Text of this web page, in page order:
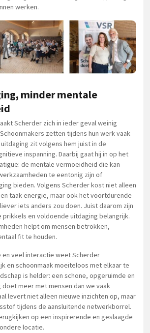
werken.
minder mentale
Scherder zich in ieder geval weinig
zetten tijdens hun werk vaak
zit volgens hem juist in de
inspanning. Daarbij gaat hij in op het
de mentale vermoeidheid die kan
te eentonig zijn of
bieden. Volgens Scherder kost niet alleen
taak energie, maar ook het voortdurende
iets anders zou doen. Juist daarom zijn
prikkels en voldoende uitdaging belangrijk.
helpt om mensen betrokken,
fit te houden.
en veel interactie weet Scherder
en schoonmaak moeiteloos met elkaar te
is helder: een schone, opgeruimde en
meer met mensen dan we vaak
levert niet alleen nieuwe inzichten op, maar
tijdens de aansluitende netwerkborrel.
op een inspirerende en geslaagde
locatie.